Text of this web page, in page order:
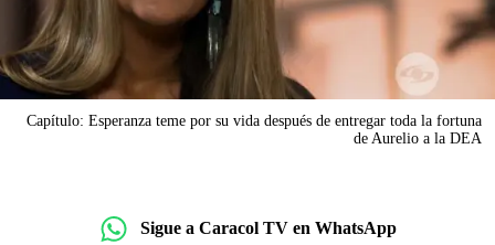
Capítulo: Esperanza teme por su vida después de entregar toda la fortuna
de Aurelio a la DEA
Sigue a Caracol TV en WhatsApp